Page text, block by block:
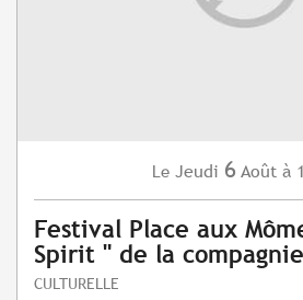
Le Jeudi 6 Août à
Festival Place aux
Spirit " de la
CULTURELLE